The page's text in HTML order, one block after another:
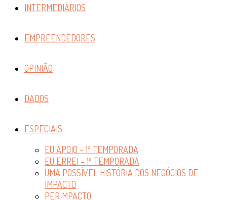
INTERMEDIÁRIOS
EMPREENDEDORES
OPINIÃO
DADOS
ESPECIAIS
EU APOIO – 1ª TEMPORADA
EU ERREI – 1ª TEMPORADA
UMA POSSÍVEL HISTÓRIA DOS NEGÓCIOS DE
IMPACTO
PERIMPACTO